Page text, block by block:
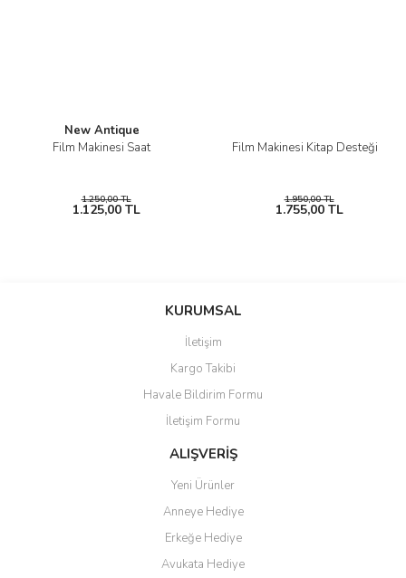
New Antique
Film Makinesi Saat
1.250,00 TL
1.125,00 TL
Film Makinesi Kitap Desteği
1.950,00 TL
1.755,00 TL
KURUMSAL
İletişim
Kargo Takibi
Havale Bildirim Formu
İletişim Formu
ALIŞVERİŞ
Yeni Ürünler
Anneye Hediye
Erkeğe Hediye
Avukata Hediye